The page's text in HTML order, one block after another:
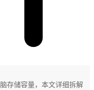
存储容量，本文详细拆解